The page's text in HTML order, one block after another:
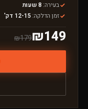
בעירה: 8 שעות
זמן הדלקה: 12-15 דק'
₪149
₪179